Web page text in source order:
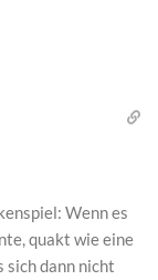
Wenn es
quakt wie eine
sich dann nicht